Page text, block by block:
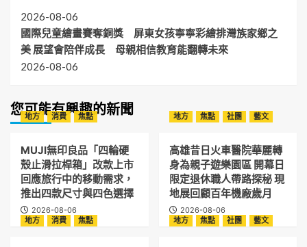
2026-08-06
國際兒童繪畫賽奪銅獎 屏東女孩寧寧彩繪排灣族家鄉之
美 展望會陪伴成長 母親相信教育能翻轉未來
2026-08-06
您可能有興趣的新聞
地方 消費 焦點
MUJI無印良品「四輪硬
殼止滑拉桿箱」改款上市
回應旅行中的移動需求，
推出四款尺寸與四色選擇
2026-08-06
地方 焦點 社團 藝文
高雄昔日火車醫院華麗轉
身為親子遊樂園區 開幕日
限定退休職人帶路探秘 現
地展回顧百年機廠歲月
2026-08-06
地方
消費 焦點 地方 焦點 社團 藝文